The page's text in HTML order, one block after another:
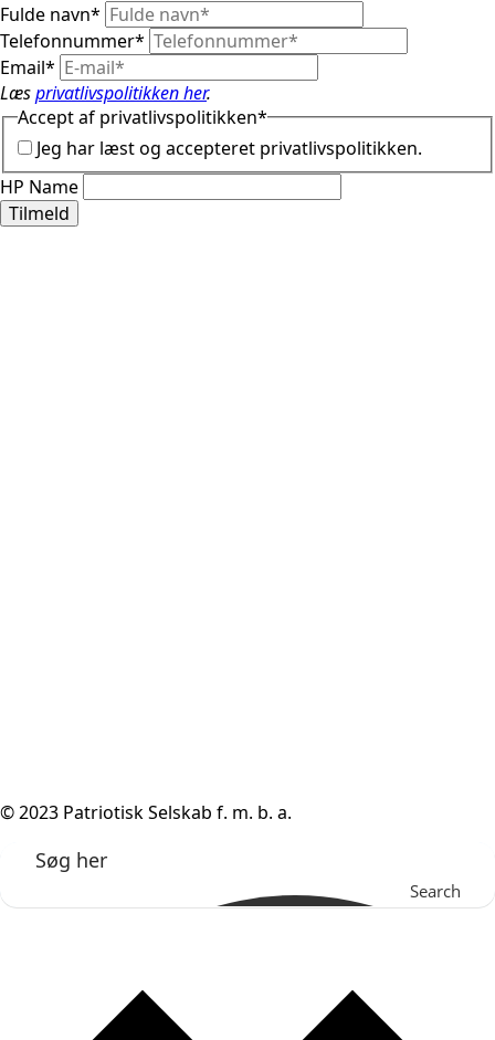
Fulde navn*
Telefonnummer*
Email*
Læsprivatlivspolitikken her.
Accept af privatlivspolitikken*
Jeg har læst og accepteret privatlivspolitikken.
HP Name
Tilmeld
© 2023 Patriotisk Selskab f. m. b. a.
Search